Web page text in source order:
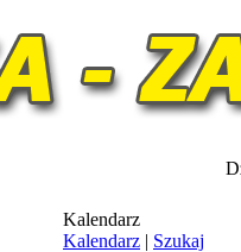
Kalendarz
Kalendarz | Szukaj